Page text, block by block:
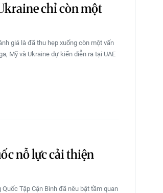
chỉ còn một
giá là đã thu hẹp xuống còn một vấn
Mỹ và Ukraine dự kiến diễn ra tại UAE
nỗ lực cải thiện
Tập Cận Bình đã nêu bật tầm quan